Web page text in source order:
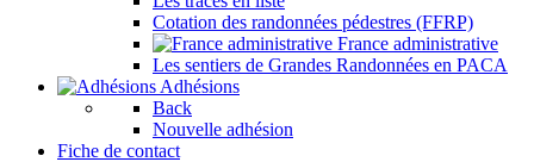
Cotation des randonnées pédestres (FFRP)
France administrative
Les sentiers de Grandes Randonnées en PACA
Adhésions
Back
Nouvelle adhésion
Fiche de contact